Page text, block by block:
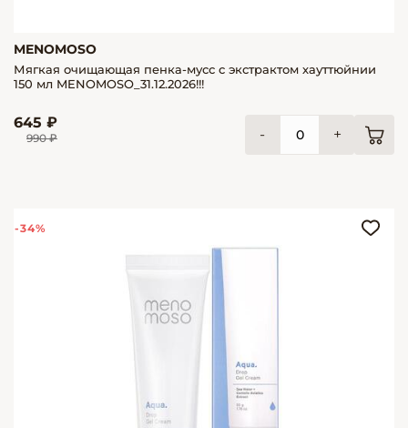
MENOMOSO
Мягкая очищающая пенка-мусс с экстрактом хауттюйнии
150 мл MENOMOSO_31.12.2026!!!
645 ₽
990 ₽ - +
-34%